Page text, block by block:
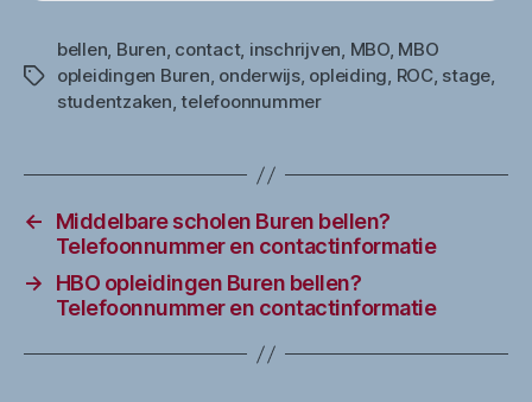
Tags
bellen, Buren, contact, inschrijven, MBO, MBO
opleidingen Buren, onderwijs, opleiding, ROC, stage,
studentzaken,telefoonnummer
←
Middelbare scholen Buren bellen?
Telefoonnummer en contactinformatie
→
HBO opleidingen Buren bellen?
Telefoonnummer en contactinformatie